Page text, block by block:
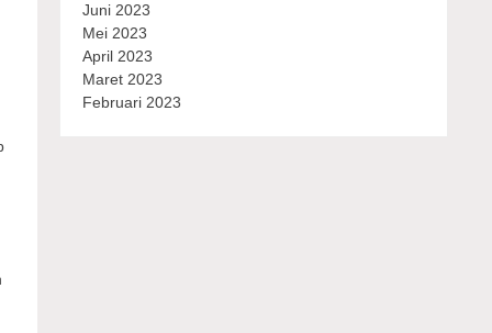
Juni 2023
Mei 2023
April 2023
Maret 2023
Februari 2023